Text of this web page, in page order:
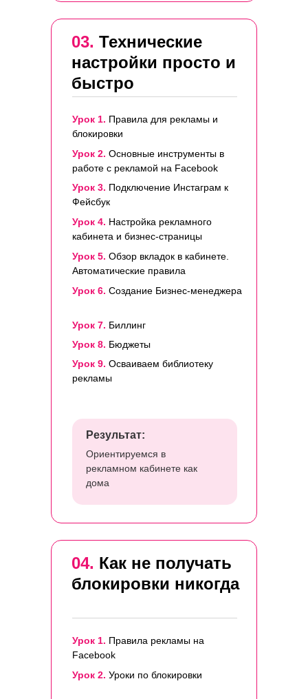
03. Технические
настройки просто и
быстро
Урок 1. Правила для рекламы и
блокировки
Урок 2. Основные инструменты в
работе с рекламой на Facebook
Урок 3. Подключение Инстаграм к
Фейсбук
Результат:
Ориентируемся в
рекламном кабинете как
дома
Урок 4. Настройка рекламного
кабинета и бизнес-страницы
Урок 5. Обзор вкладок в кабинете.
Автоматические правила
Урок 6. Создание Бизнес-менеджера
Урок 7. Биллинг
Урок 8. Бюджеты
Урок 9. Осваиваем библиотеку
рекламы
04. Как не получать
блокировки никогда
Урок 1. Правила рекламы на
Facebook
Урок 2. Уроки по блокировки